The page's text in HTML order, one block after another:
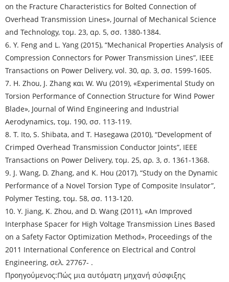
on the Fracture Characteristics for Bolted Connection of
Overhead Transmission Lines», Journal of Mechanical Science
and Technology, τομ. 23, αρ. 5, σσ. 1380-1384.
6. Y. Feng and L. Yang (2015), “Mechanical Properties Analysis of
Compression Connectors for Power Transmission Lines”, IEEE
Transactions on Power Delivery, vol. 30, αρ. 3, σσ. 1599-1605.
7. H. Zhou, J. Zhang και W. Wu (2019), «Experimental Study on
Torsion Performance of Connection Structure for Wind Power
Blade», Journal of Wind Engineering and Industrial
Aerodynamics, τομ. 190, σσ. 113-119.
8. T. Ito, S. Shibata, and T. Hasegawa (2010), “Development of
Crimped Overhead Transmission Conductor Joints”, IEEE
Transactions on Power Delivery, τομ. 25, αρ. 3, σ. 1361-1368.
9. J. Wang, D. Zhang, and K. Hou (2017), “Study on the Dynamic
Performance of a Novel Torsion Type of Composite Insulator”,
Polymer Testing, τομ. 58, σσ. 113-120.
10. Y. Jiang, K. Zhou, and D. Wang (2011), «An Improved
Interphase Spacer for High Voltage Transmission Lines Based
on a Safety Factor Optimization Method», Proceedings of the
2011 International Conference on Electrical and Control
Engineering, σελ. 27767- .
Προηγούμενος:Πώς μια αυτόματη μηχανή σύσφιξης